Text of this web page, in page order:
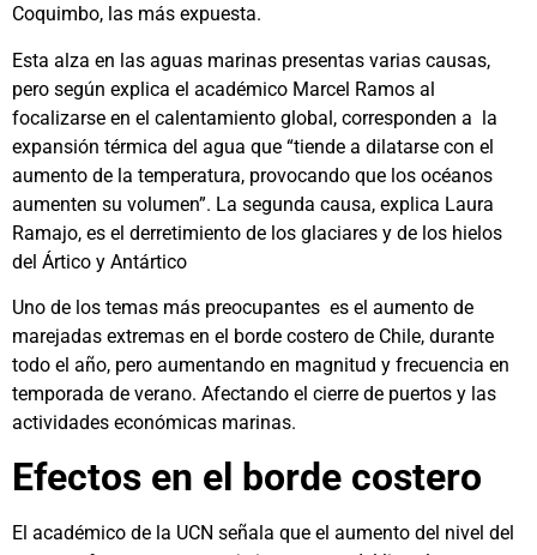
Coquimbo, las más expuesta.
Esta alza en las aguas marinas presentas varias causas,
pero según explica el académico Marcel Ramos al
focalizarse en el calentamiento global, corresponden a la
expansión térmica del agua que “tiende a dilatarse con el
aumento de la temperatura, provocando que los océanos
aumenten su volumen”. La segunda causa, explica Laura
Ramajo, es el derretimiento de los glaciares y de los hielos
del Ártico y Antártico
Uno de los temas más preocupantes es el aumento de
marejadas extremas en el borde costero de Chile, durante
todo el año, pero aumentando en magnitud y frecuencia en
temporada de verano. Afectando el cierre de puertos y las
actividades económicas marinas.
Efectos en el borde costero
El académico de la UCN señala que el aumento del nivel del